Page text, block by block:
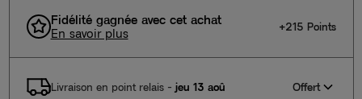
Fidélité gagnée avec cet achat
En savoir plus
+215 Points
Livraison en point relais- jeu 13 aoû Offert